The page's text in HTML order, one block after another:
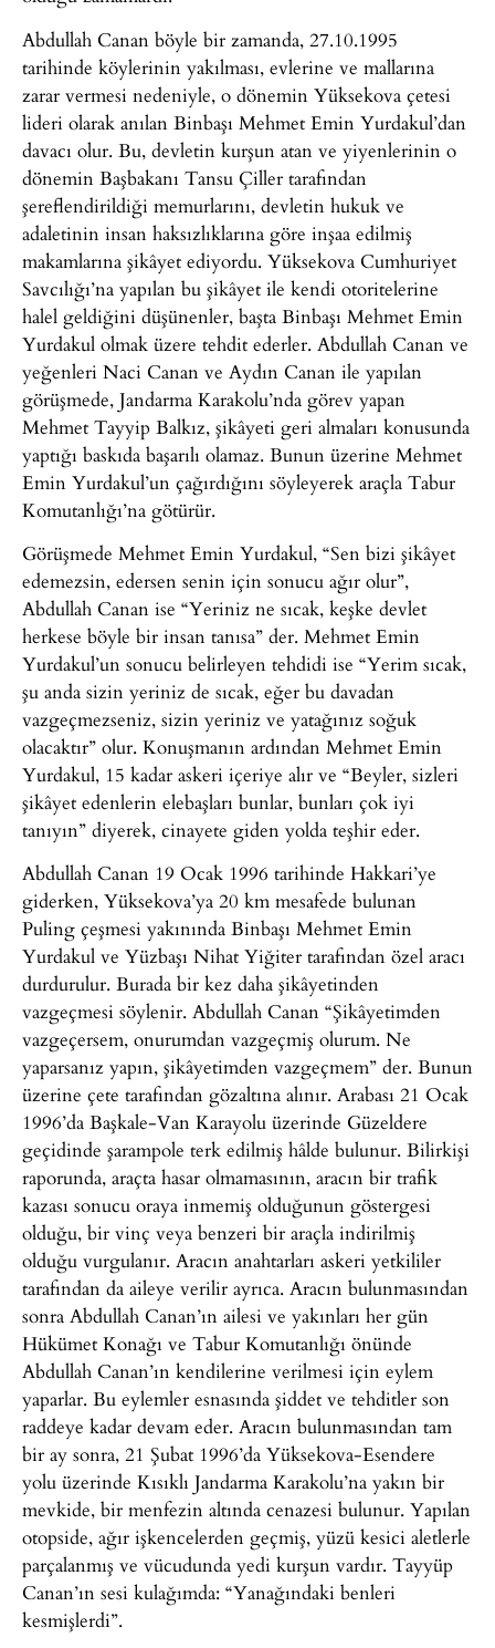
Abdullah Canan böyle bir zamanda, 27.10.1995
tarihinde köylerinin yakılması, evlerine ve mallarına
zarar vermesi nedeniyle, o dönemin Yüksekova çetesi
lideri olarak anılan Binbaşı Mehmet Emin Yurdakul’dan
davacı olur. Bu, devletin kurşun atan ve yiyenlerinin o
dönemin Başbakanı Tansu Çiller tarafından
şereflendirildiği memurlarını, devletin hukuk ve
adaletinin insan haksızlıklarına göre inşaa edilmiş
makamlarına şikâyet ediyordu. Yüksekova Cumhuriyet
Savcılığı’na yapılan bu şikâyet ile kendi otoritelerine
halel geldiğini düşünenler, başta Binbaşı Mehmet Emin
Yurdakul olmak üzere tehdit ederler. Abdullah Canan ve
yeğenleri Naci Canan ve Aydın Canan ile yapılan
görüşmede, Jandarma Karakolu’nda görev yapan
Mehmet Tayyip Balkız, şikâyeti geri almaları konusunda
yaptığı baskıda başarılı olamaz. Bunun üzerine Mehmet
Emin Yurdakul’un çağırdığını söyleyerek araçla Tabur
Komutanlığı’na götürür.
Görüşmede Mehmet Emin Yurdakul, “Sen bizi şikâyet
edemezsin, edersen senin için sonucu ağır olur”,
Abdullah Canan ise “Yeriniz ne sıcak, keşke devlet
herkese böyle bir insan tanısa” der. Mehmet Emin
Yurdakul’un sonucu belirleyen tehdidi ise “Yerim sıcak,
şu anda sizin yeriniz de sıcak, eğer bu davadan
vazgeçmezseniz, sizin yeriniz ve yatağınız soğuk
olacaktır” olur. Konuşmanın ardından Mehmet Emin
Yurdakul, 15 kadar askeri içeriye alır ve “Beyler, sizleri
şikâyet edenlerin elebaşları bunlar, bunları çok iyi
tanıyın” diyerek, cinayete giden yolda teşhir eder.
Abdullah Canan 19 Ocak 1996 tarihinde Hakkari’ye
giderken, Yüksekova’ya 20 km mesafede bulunan
Puling çeşmesi yakınında Binbaşı Mehmet Emin
Yurdakul ve Yüzbaşı Nihat Yiğiter tarafından özel aracı
durdurulur. Burada bir kez daha şikâyetinden
vazgeçmesi söylenir. Abdullah Canan “Şikâyetimden
vazgeçersem, onurumdan vazgeçmiş olurum. Ne
yaparsanız yapın, şikâyetimden vazgeçmem” der. Bunun
üzerine çete tarafından gözaltına alınır. Arabası 21 Ocak
1996’da Başkale-Van Karayolu üzerinde Güzeldere
geçidinde şarampole terk edilmiş hâlde bulunur. Bilirkişi
raporunda, araçta hasar olmamasının, aracın bir trafik
kazası sonucu oraya inmemiş olduğunun göstergesi
olduğu, bir vinç veya benzeri bir araçla indirilmiş
olduğu vurgulanır. Aracın anahtarları askeri yetkililer
tarafından da aileye verilir ayrıca. Aracın bulunmasından
sonra Abdullah Canan’ın ailesi ve yakınları her gün
Hükümet Konağı ve Tabur Komutanlığı önünde
Abdullah Canan’ın kendilerine verilmesi için eylem
yaparlar. Bu eylemler esnasında şiddet ve tehditler son
raddeye kadar devam eder. Aracın bulunmasından tam
bir ay sonra, 21 Şubat 1996’da Yüksekova-Esendere
yolu üzerinde Kısıklı Jandarma Karakolu’na yakın bir
mevkide, bir menfezin altında cenazesi bulunur. Yapılan
otopside, ağır işkencelerden geçmiş, yüzü kesici aletlerle
parçalanmış ve vücudunda yedi kurşun vardır. Tayyüp
Canan’ın sesi kulağımda: “Yanağındaki benleri
kesmişlerdi”.